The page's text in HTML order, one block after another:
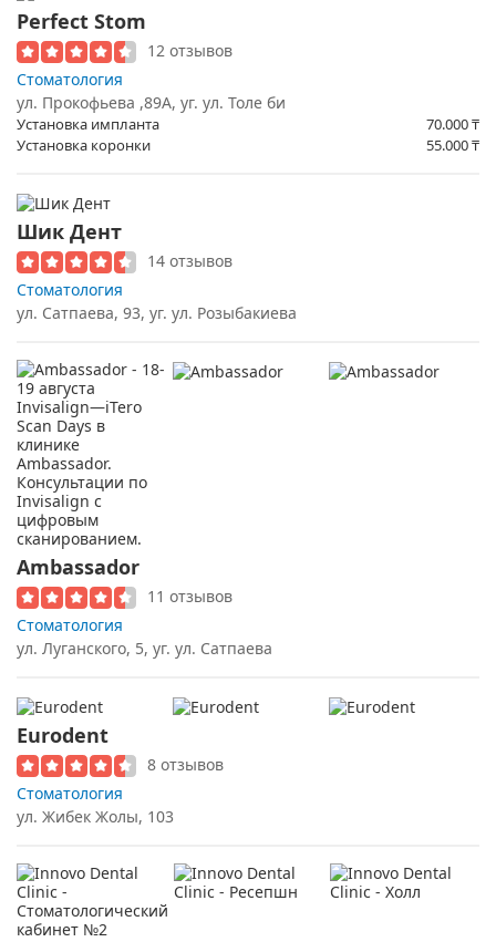
Perfect Stom
12 отзывов
Стоматология
ул. Прокофьева ,89А, уг. ул. Толе би
Установка импланта 70.000₸
Установка коронки
55.000₸
Шик Дент
14 отзывов
Стоматология
ул. Сатпаева, 93, уг. ул. Розыбакиева
Ambassador
11 отзывов
Стоматология
ул. Луганского, 5, уг. ул. Сатпаева
Eurodent
8 отзывов
Стоматология
ул. Жибек Жолы, 103